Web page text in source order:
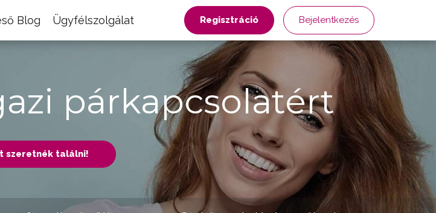
Blog Ügyfélszolgálat Regisztráció Bejelentkezés
párkapcsolatért
szeretnék találni!